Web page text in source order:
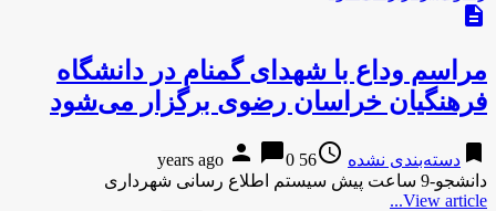
description
مراسم وداع با شهدای گمنام در دانشگاه
فرهنگیان خراسان رضوی برگزار می‌شود
bookmark دسته‌بندی نشده access_time
56 years ago
person chat_bubble0
دانشجو-9 ساعت پیش سیستم اطلاع رسانی شهرداری
View article...